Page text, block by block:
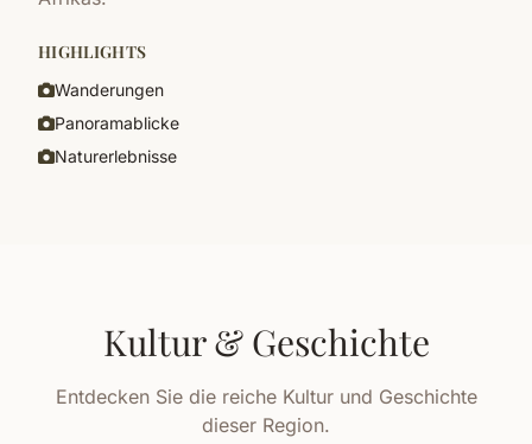
HIGHLIGHTS
Wanderungen
Panoramablicke
Naturerlebnisse
Kultur & Geschichte
Entdecken Sie die reiche Kultur und Geschichte
dieser Region.